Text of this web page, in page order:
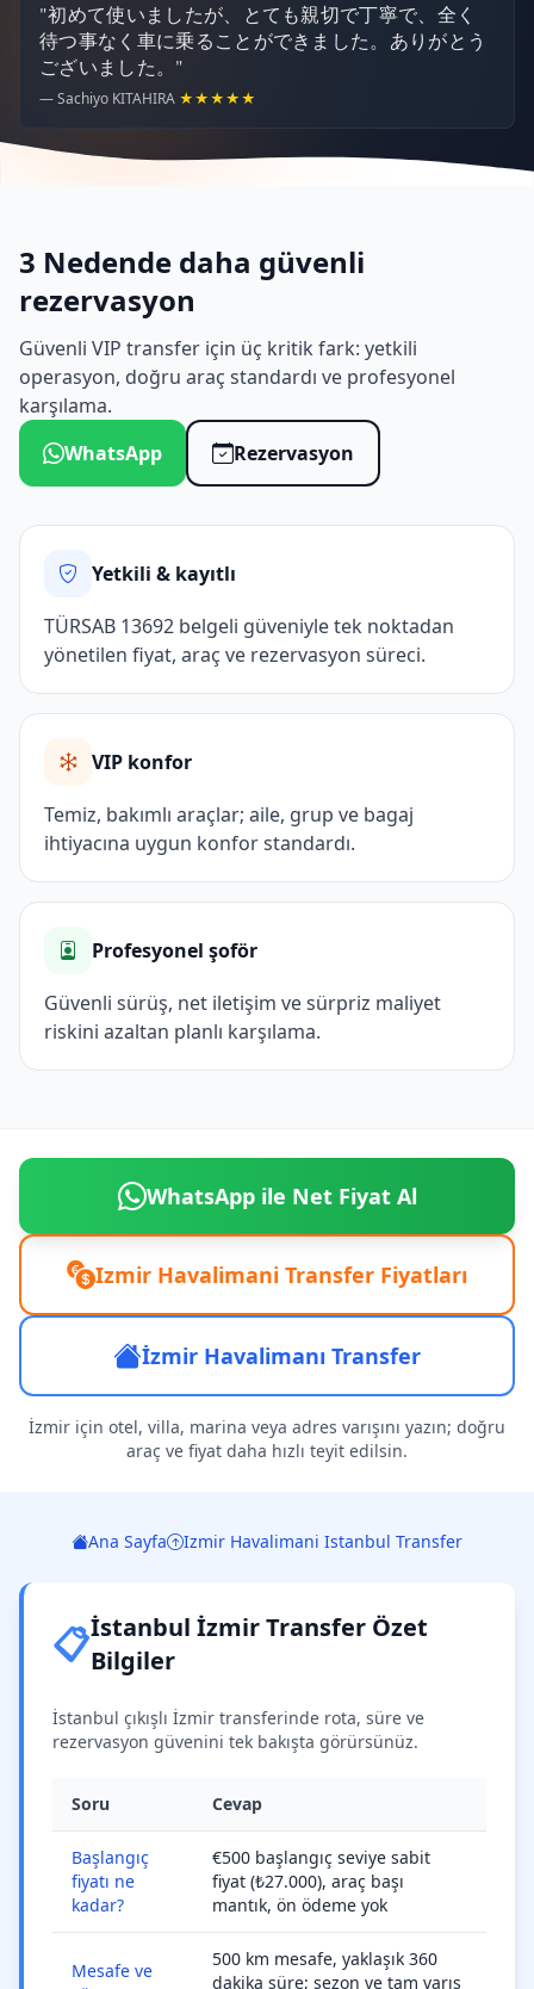
"初めて使いましたが、とても親切で丁寧で、全く
待つ事なく車に乗ることができました。ありがとう
ございました。"
— Sachiyo KITAHIRA ★★★★★
3 Nedende daha güvenli
rezervasyon
Güvenli VIP transfer için üç kritik fark: yetkili
operasyon, doğru araç standardı ve profesyonel
karşılama.
WhatsApp
Rezervasyon
Yetkili & kayıtlı
TÜRSAB 13692 belgeli güveniyle tek noktadan
yönetilen fiyat, araç ve rezervasyon süreci.
VIP konfor
Temiz, bakımlı araçlar; aile, grup ve bagaj
ihtiyacına uygun konfor standardı.
Profesyonel şoför
Güvenli sürüş, net iletişim ve sürpriz maliyet
riskini azaltan planlı karşılama.
WhatsApp ile Net Fiyat Al
Izmir Havalimani Transfer Fiyatları
İzmir Havalimanı Transfer
İzmir için otel, villa, marina veya adres varışını yazın; doğru
araç ve fiyat daha hızlı teyit edilsin.
Ana Sayfa Izmir Havalimani Istanbul Transfer
📋İstanbul İzmir Transfer Özet
Bilgiler
İstanbul çıkışlı İzmir transferinde rota, süre ve
rezervasyon güvenini tek bakışta görürsünüz.
Soru Cevap
Başlangıç
fiyatı ne
kadar?
€500 başlangıç seviye sabit
fiyat (₺27.000), araç başı
mantık, ön ödeme yok
Mesafe ve
500 km mesafe, yaklaşık 360
dakika süre; sezon ve tam varış